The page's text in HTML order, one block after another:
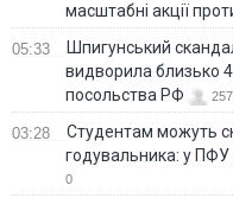
масштабні акції
05:33
Шпигунський
видворила близько
посольства РФ
257
03:28
Студентам можуть
годувальника: у
0